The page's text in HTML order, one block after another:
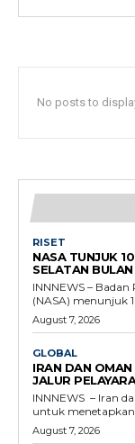
No posts to
RISET
NASA TUNJUK
SELATAN BULAN
INNNEWS –
(NASA) menunjuk
August 7, 2026
GLOBAL
IRAN DAN
JALUR
INNNEWS – Iran
untuk
August 7, 2026